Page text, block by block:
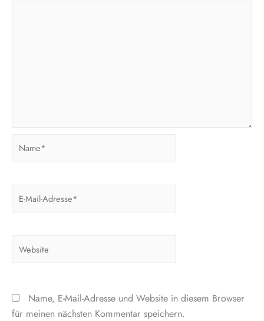
Name, E-Mail-Adresse und Website in diesem Browser
für meinen nächsten Kommentar speichern.